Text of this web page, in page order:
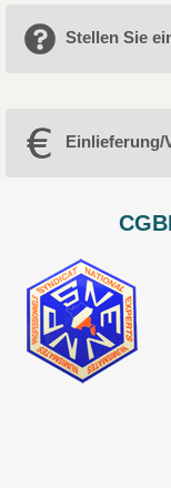
Stellen Sie
Einlieferung/